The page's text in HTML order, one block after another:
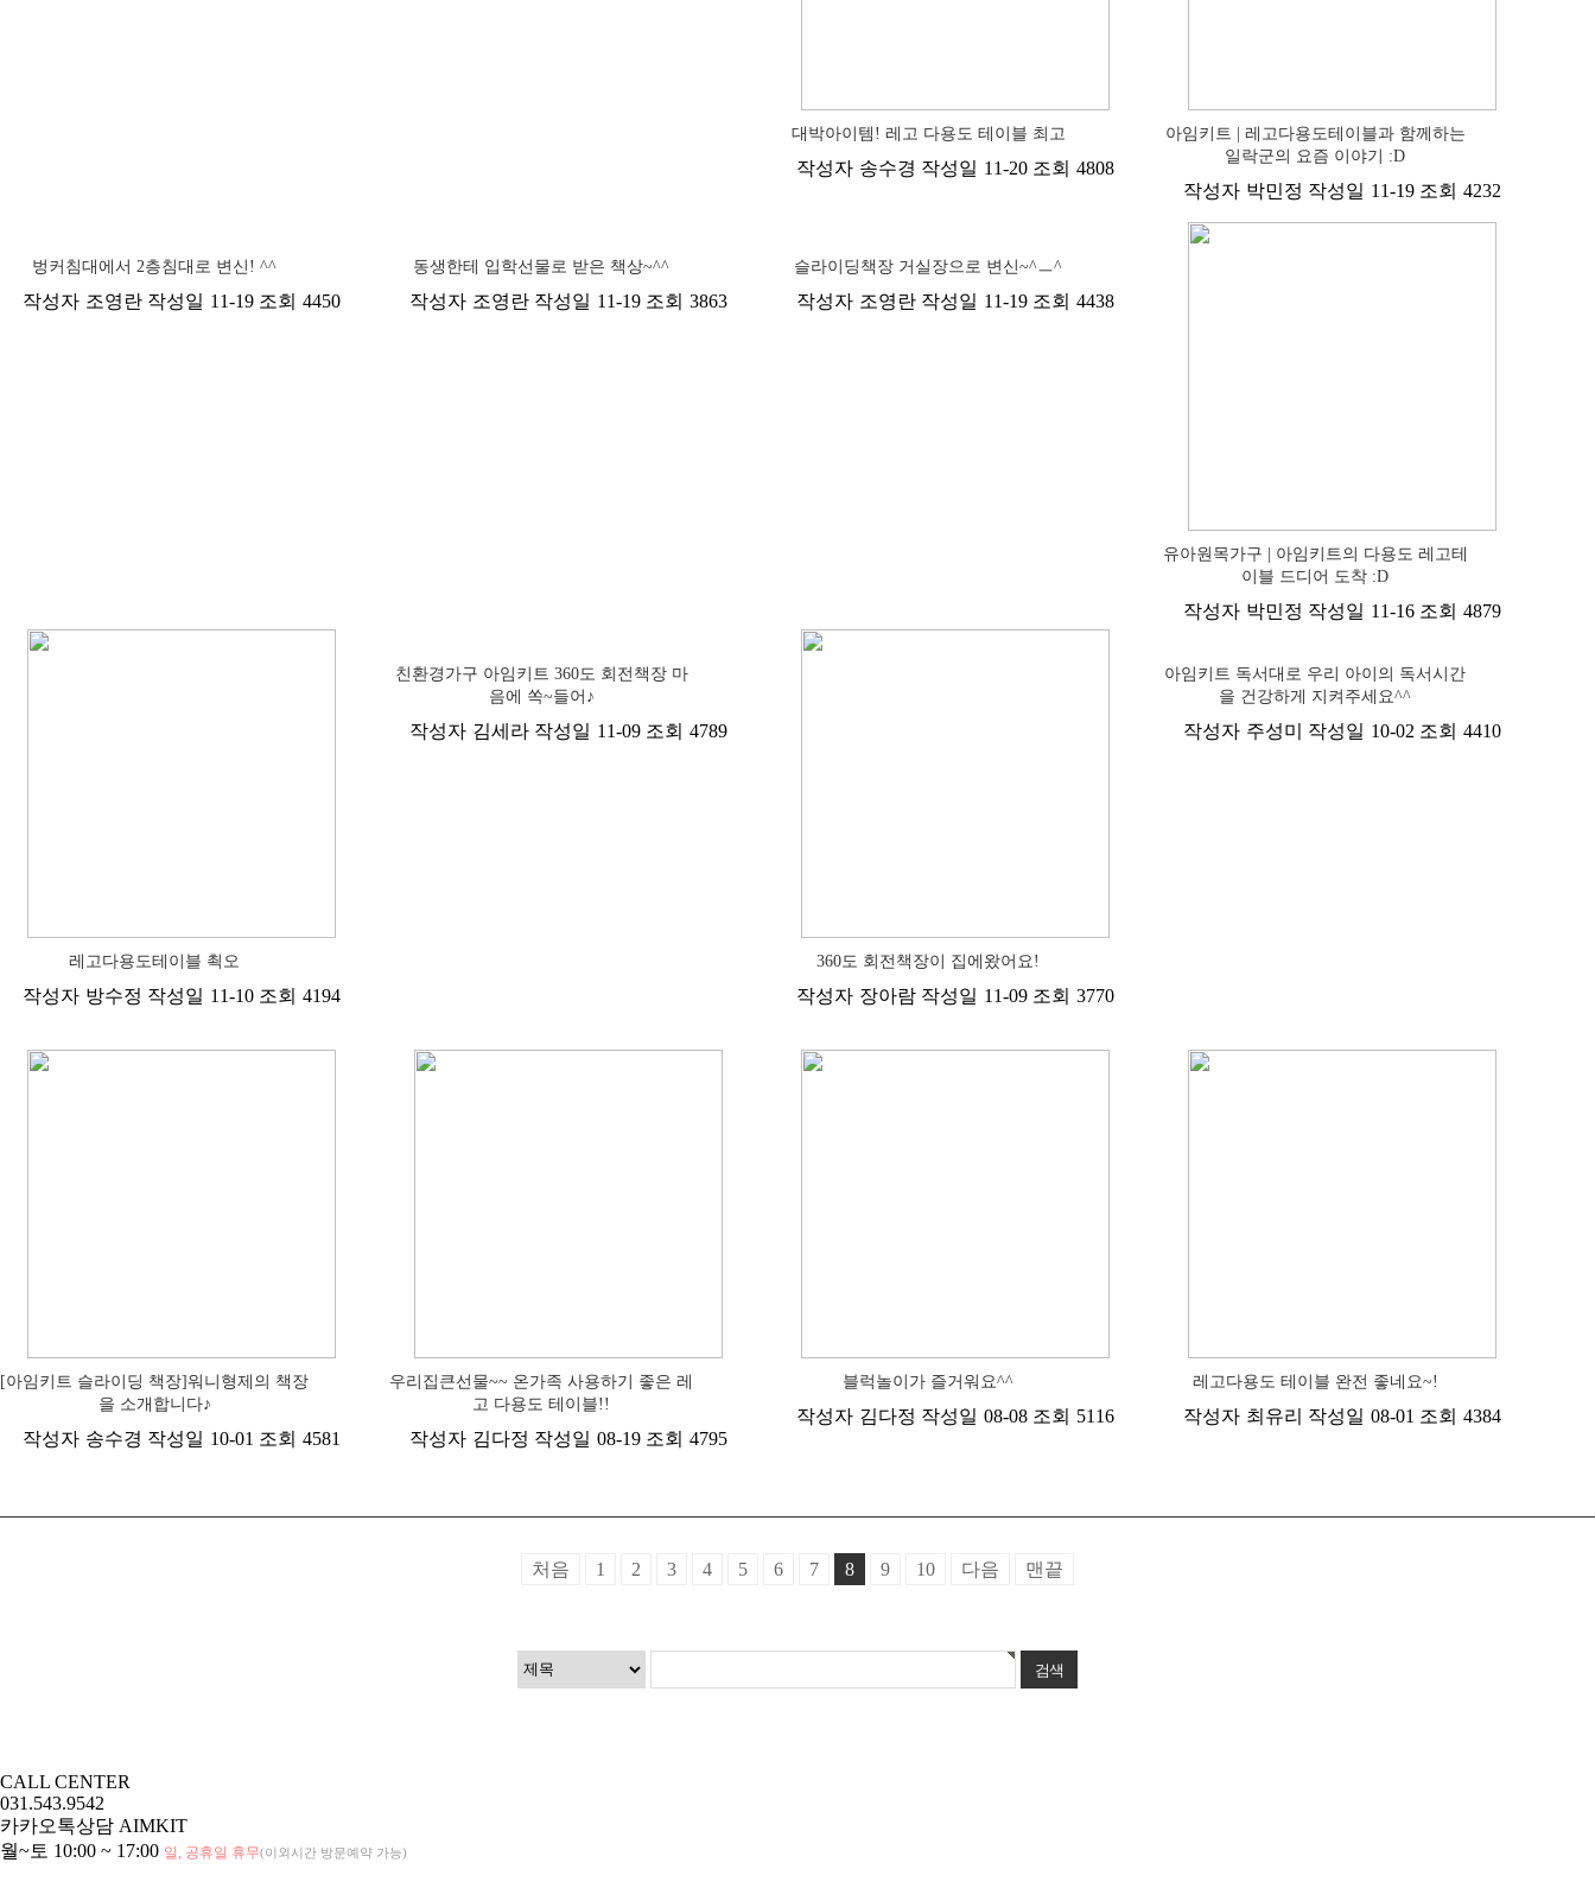
대박아이템! 레고 다용도 테이블 최고
작성자 송수경 작성일 11-20 조회 4808
아임키트 | 레고다용도테이블과 함께하는
일락군의 요즘 이야기 :D
작성자 박민정 작성일 11-19 조회 4232
벙커침대에서 2층침대로 변신! ^^
작성자 조영란 작성일 11-19 조회 4450
동생한테 입학선물로 받은 책상~^^
작성자 조영란 작성일 11-19 조회 3863
슬라이딩책장 거실장으로 변신~^ㅡ^
작성자 조영란 작성일 11-19 조회 4438
유아원목가구 | 아임키트의 다용도 레고테
이블 드디어 도착 :D
작성자 박민정 작성일 11-16 조회 4879
레고다용도테이블 쵝오
작성자 방수정 작성일 11-10 조회 4194
친환경가구 아임키트 360도 회전책장 마
음에 쏙~들어♪
작성자 김세라 작성일 11-09 조회 4789
360도 회전책장이 집에왔어요!
작성자 장아람 작성일 11-09 조회 3770
아임키트 독서대로 우리 아이의 독서시간
을 건강하게 지켜주세요^^
작성자 주성미 작성일 10-02 조회 4410
[아임키트 슬라이딩 책장]워니형제의 책장
을 소개합니다♪
작성자 송수경 작성일 10-01 조회 4581
우리집큰선물~~ 온가족 사용하기 좋은 레
고 다용도 테이블!!
작성자 김다정 작성일 08-19 조회 4795
블럭놀이가 즐거워요^^
작성자 김다정 작성일 08-08 조회 5116
레고다용도 테이블 완전 좋네요~!
작성자 최유리 작성일 08-01 조회 4384
처음 1 2 3 4 5 6 7 8 9 10 다음 맨끝
CALL CENTER
031.543.9542
카카오톡상담 AIMKIT
월~토 10:00 ~ 17:00 일, 공휴일 휴무(이외시간 방문예약 가능)